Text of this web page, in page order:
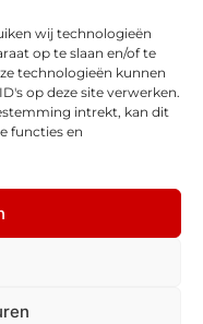
wij technologieën
op te slaan en/of te
technologieën kunnen
op deze site verwerken.
intrekt, kan dit
functies en